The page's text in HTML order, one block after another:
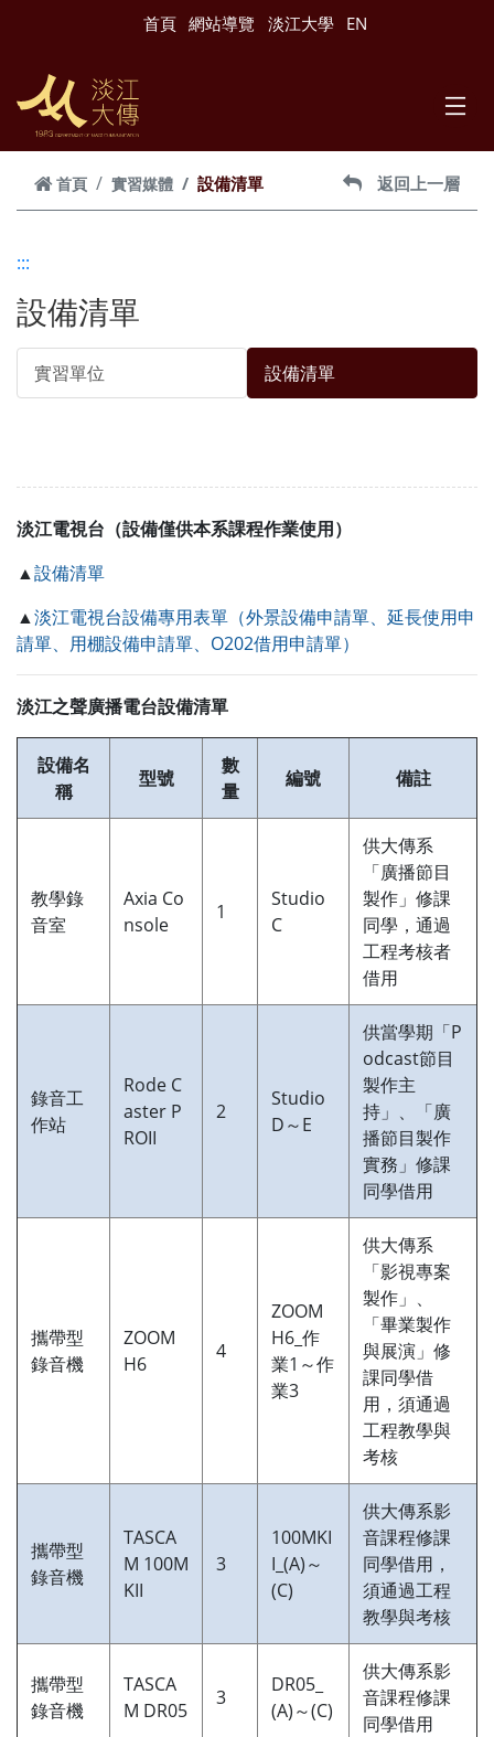
首頁 網站導覽 淡江大學 EN
首頁 實習媒體 設備清單 返回上一層
:::
設備清單
實習單位 設備清單
淡江電視台（設備僅供本系課程作業使用）
▲設備清單
▲淡江電視台設備專用表單（外景設備申請單、延長使用申
請單、用棚設備申請單、O202借用申請單）
淡江之聲廣播電台設備清單
設備名
稱
型號
數
量
編號 備註
教學錄
音室
Axia Co
nsole
1
Studio
C
供大傳系
「廣播節目
製作」修課
同學，通過
工程考核者
借用
錄音工
作站
Rode C
aster P
ROII
2
Studio
D～E
供當學期「P
odcast節目
製作主
持」、「廣
播節目製作
實務」修課
同學借用
攜帶型
錄音機
ZOOM
H6
4
ZOOM
H6_作
業1～作
業3
供大傳系
「影視專案
製作」、
「畢業製作
與展演」修
課同學借
用，須通過
工程教學與
考核
攜帶型
錄音機
TASCA
M 100M
KII
3
100MKI
I_(A)～
(C)
供大傳系影
音課程修課
同學借用，
須通過工程
教學與考核
攜帶型
錄音機
TASCA
M DR05
3
DR05_
(A)～(C)
供大傳系影
音課程修課
同學借用